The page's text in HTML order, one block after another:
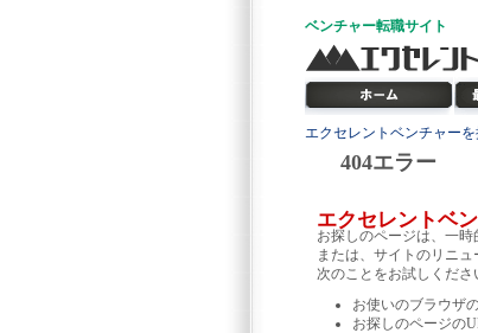
ベンチャー転職サイト
エクセレントベンチャー
404エラー
エクセレントベ
お探しのページは、一
または、サイトのリニ
次のことをお試しくださ
お使いのブラウザ
お探しのページの